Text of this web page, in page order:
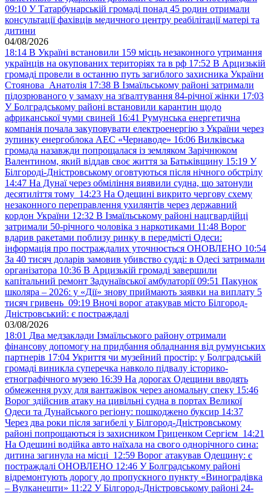
09:10 У Татарбунарській громаді понад 45 родин отримали
консультації фахівців медичного центру реабілітації матері та
дитини
04/08/2026
18:14 В Україні встановили 159 місць незаконного утримання
українців на окупованих територіях та в рф 17:52 В Арцизькій
громаді провели в останню путь загиблого захисника України
Стоянова Анатолія 17:38 В Ізмаїльському районі затримали
підозрюваного у замаху на зґвалтування 84-річної жінки 17:03
У Болградському районі встановили карантин щодо
африканської чуми свиней 16:41 Румунська енергетична
компанія почала закуповувати електроенергію з України через
зупинку енергоблока АЕС «Чернаводе» 16:06 Вилківська
громада назавжди попрощалася із земляком Зарічнюком
Валентином, який віддав своє життя за Батьківщину 15:19 У
Білгороді-Дністровському оговтуються після нічного обстрілу
14:47 На Дунаї через обміління виявили судна, що затонули
десятиліття тому 14:23 На Одещині викрито чергову схему
незаконного переправлення ухилянтів через державний
кордон України 12:32 В Ізмаїльському районі нацгвардійці
затримали 50-річного чоловіка з наркотиками 11:48 Ворог
вдарив ракетами поблизу ринку в передмісті Одеси:
інформація про постраждалих уточнюється ОНОВЛЕНО 10:54
За 40 тисяч доларів замовив убивство судді: в Одесі затримали
організатора 10:36 В Арцизькій громаді завершили
капітальний ремонт Задунаївської амбулаторії 09:51 Пакунок
школяра – 2026: у «Дії» знову приймають заявки на виплату 5
тисяч гривень 09:19 Вночі ворог атакував місто Білгород-
Дністровський: є постраждалі
03/08/2026
18:01 Два медзаклади Ізмаїльського району отримали
фінансову допомогу на придбання обладнання від румунських
партнерів 17:04 Укриття чи музейний простір: у Болградській
громаді виникла суперечка навколо підвалу історико-
етнографічного музею 16:39 На дорогах Одещини вводять
обмеження руху для вантажівок через аномальну спеку 15:46
Ворог здійснив атаку на цивільні судна в портах Великої
Одеси та Дунайського регіону: пошкоджено буксир 14:37
Через два роки після загибелі у Білгород-Дністровському
районі попрощаються із захисником Гриценком Сергієм 14:21
На Одещині водійка авто наїхала на свого однорічного сина:
дитина загинула на місці 12:59 Ворог атакував Одещину: є
постраждалі ОНОВЛЕНО 12:46 У Болградському районі
відремонтують дорогу до пропускного пункту «Виноградівка
– Вулканешти» 11:22 У Білгород-Дністровському районі 24-